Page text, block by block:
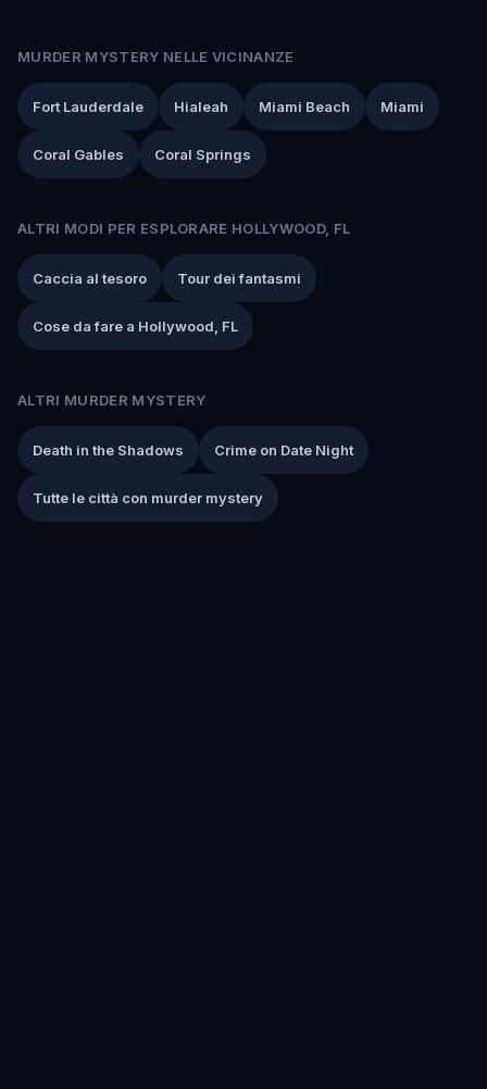
MURDER MYSTERY NELLE VICINANZE
Fort Lauderdale Hialeah Miami Beach Miami
Coral Gables Coral Springs
ALTRI MODI PER ESPLORARE HOLLYWOOD, FL
Caccia al tesoro Tour dei fantasmi
Cose da fare a Hollywood, FL
ALTRI MURDER MYSTERY
Death in the Shadows Crime on Date Night
Tutte le città con murder mystery